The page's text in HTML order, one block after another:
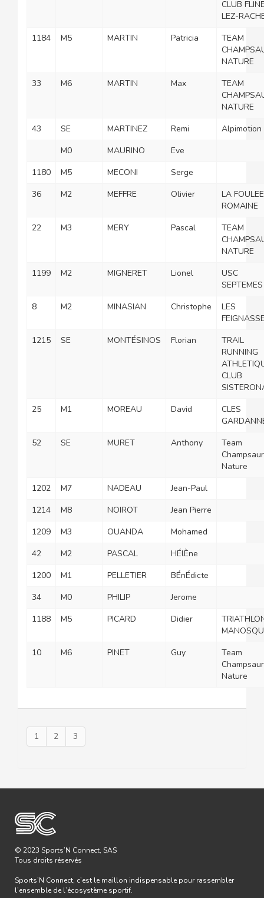
CLUB
LEZ-
1184
M5 MARTIN Patricia
TEAM
NATURE
33
M6 MARTIN Max
TEAM
NATURE
43
SE MARTINEZ Remi
Alpimotion
M0
MAURINO
Eve
1180
M5 MECONI
Serge
36
M2 MEFFRE Olivier
LA FOULEE
ROMAINE
22
M3 MERY Pascal
TEAM
NATURE
1199
M2 MIGNERET Lionel
USC
SEPTEMES
8
M2 MINASIAN Christophe
LES
1215
SE MONTÉSINOS Florian
TRAIL
RUNNING
CLUB
25
M1 MOREAU David
CLES
52
SE MURET Anthony
Team
Champsaur
Nature
1202
M7 NADEAU
Jean-Paul
1214
M8 NOIROT
Jean Pierre
1209
M3 OUANDA
Mohamed
42
M2 PASCAL
HÉlÈne
1200
M1 PELLETIER
BÉnÉdicte
34
M0 PHILIP
Jerome
1188
M5 PICARD Didier
10
M6 PINET Guy
Team
Champsaur
Nature
1 2 3
© 2023 Sports’N Connect, SAS
Tous droits réservés
Sports’N Connect, c’est le maillon indispensable pour rassembler
l’ensemble de l’écosystème sportif.